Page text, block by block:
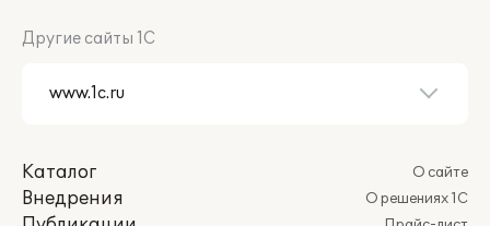
Другие сайты 1С
Каталог
Внедрения
О сайте
О решениях 1С